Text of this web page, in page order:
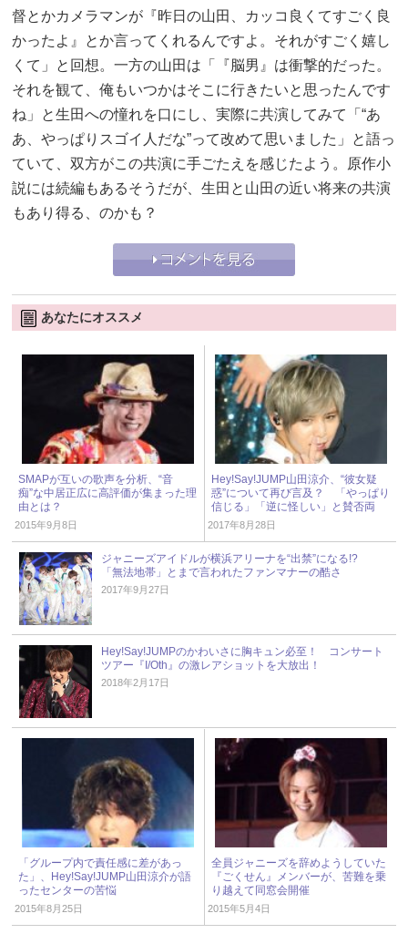
督とかカメラマンが『昨日の山田、カッコ良くてすごく良
かったよ』とか言ってくれるんですよ。それがすごく嬉し
くて」と回想。一方の山田は「『脳男』は衝撃的だった。
それを観て、俺もいつかはそこに行きたいと思ったんです
ね」と生田への憧れを口にし、実際に共演してみて「“あ
あ、やっぱりスゴイ人だな”って改めて思いました」と語っ
ていて、双方がこの共演に手ごたえを感じたよう。原作小
説には続編もあるそうだが、生田と山田の近い将来の共演
もあり得る、のかも？
あなたにオススメ
SMAPが互いの歌声を分析、“音
痴”な中居正広に高評価が集まった理
由とは？
2015年9月8日
Hey!Say!JUMP山田涼介、“彼女疑
惑”について再び言及？ 「やっぱり
信じる」「逆に怪しい」と賛否両
論！
2017年8月28日
ジャニーズアイドルが横浜アリーナを“出禁”になる!?
「無法地帯」とまで言われたファンマナーの酷さ
2017年9月27日
Hey!Say!JUMPのかわいさに胸キュン必至！ コンサート
ツアー『I/Oth』の激レアショットを大放出！
2018年2月17日
「グループ内で責任感に差があっ
た」、Hey!Say!JUMP山田涼介が語
ったセンターの苦悩
2015年8月25日
全員ジャニーズを辞めようしていた
『ごくせん』メンバーが、苦難を乗
り越えて同窓会開催
2015年5月4日